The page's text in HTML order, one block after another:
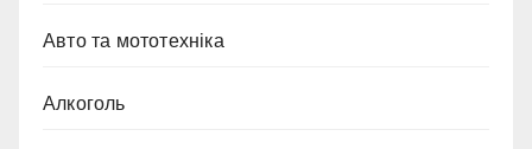
Авто та мототехніка
Алкоголь